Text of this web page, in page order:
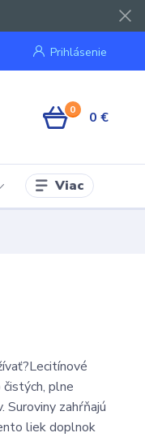
Prihlásenie
0 0 €
Viac
plne
zahŕňajú
liek doplnok